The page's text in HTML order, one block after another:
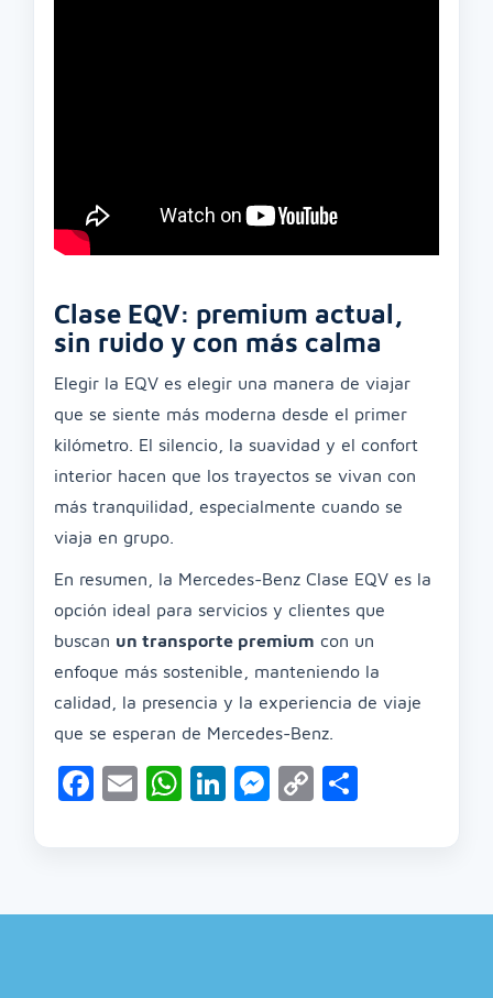
Clase EQV: premium actual,
sin ruido y con más calma
Elegir la EQV es elegir una manera de viajar
que se siente más moderna desde el primer
kilómetro. El silencio, la suavidad y el confort
interior hacen que los trayectos se vivan con
más tranquilidad, especialmente cuando se
viaja en grupo.
En resumen, la Mercedes-Benz Clase EQV es la
opción ideal para servicios y clientes que
buscan un transporte premium con un
enfoque más sostenible, manteniendo la
calidad, la presencia y la experiencia de viaje
que se esperan de Mercedes-Benz.
Facebook
EmailWhatsApp
LinkedIn
Messenger
Copy